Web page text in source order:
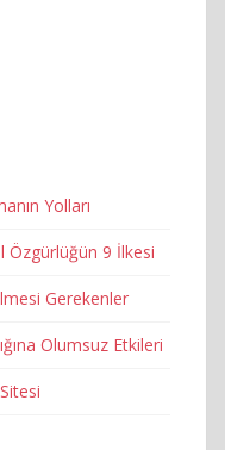
Yolları
Özgürlüğün 9 İlkesi
Gerekenler
Olumsuz Etkileri